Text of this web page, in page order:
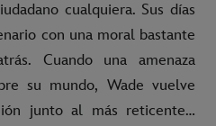
cualquiera. Sus días
con una moral bastante
Cuando una amenaza
su mundo, Wade vuelve
junto al más reticente…